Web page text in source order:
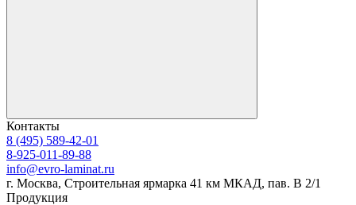
Контакты
8 (495) 589-42-01
8-925-011-89-88
info@evro-laminat.ru
г. Москва, Строительная ярмарка 41 км МКАД, пав. В 2/1
Продукция